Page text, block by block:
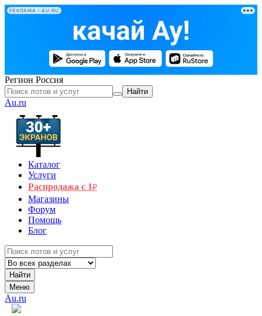
РЕКЛАМА • AU.RU
Регион Россия
Найти
Au.ru
Каталог
Услуги
Распродажа с 1₽
Магазины
Форум
Помощь
Блог
Найти
Меню
Au.ru